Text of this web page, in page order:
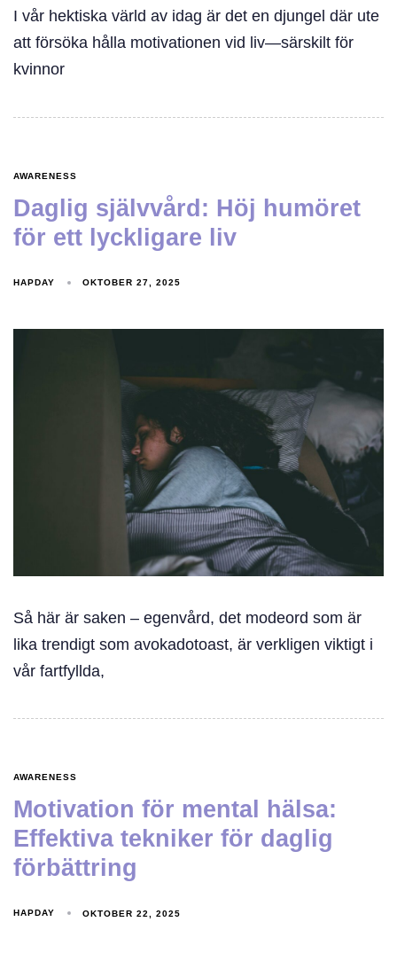
I vår hektiska värld av idag är det en djungel där ute
att försöka hålla motivationen vid liv—särskilt för
kvinnor
AWARENESS
Daglig självvård: Höj humöret
för ett lyckligare liv
HAPDAY OKTOBER 27, 2025
Så här är saken – egenvård, det modeord som är
lika trendigt som avokadotoast, är verkligen viktigt i
vår fartfyllda,
AWARENESS
Motivation för mental hälsa:
Effektiva tekniker för daglig
förbättring
HAPDAY OKTOBER 22, 2025